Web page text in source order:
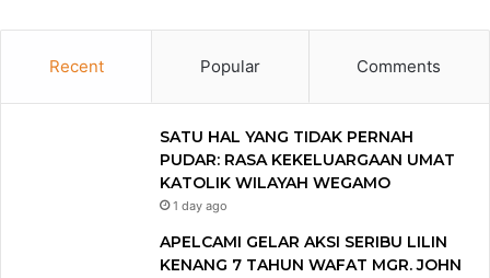
Recent Popular Comments
SATU HAL YANG TIDAK PERNAH
PUDAR: RASA KEKELUARGAAN UMAT
KATOLIK WILAYAH WEGAMO
1 day ago
APELCAMI GELAR AKSI SERIBU LILIN
KENANG 7 TAHUN WAFAT MGR. JOHN